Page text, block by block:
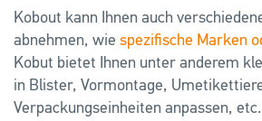
Kobout kann Ihnen auch
abnehmen, wie spezifische Marken
Kobut bietet Ihnen unter anderem
in Blister, Vormontage,
Verpackungseinheiten anpassen,